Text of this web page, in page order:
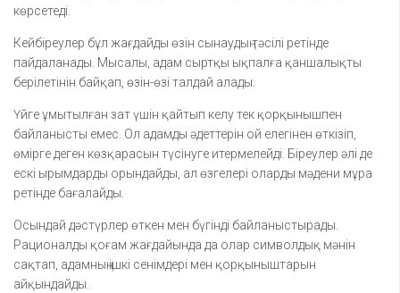
көрсетеді.
Кейбіреулер бұл жағдайды өзін сынаудың тәсілі ретінде
пайдаланады. Мысалы, адам сыртқы ықпалға қаншалықты
берілетінін байқап, өзін-өзі талдай алады.
Үйге ұмытылған зат үшін қайтып келу тек қорқынышпен
байланысты емес. Ол адамды әдеттерін ой елегінен өткізіп,
өмірге деген көзқарасын түсінуге итермелейді. Біреулер әлі де
ескі ырымдарды орындайды, ал өзгелері оларды мәдени мұра
ретінде бағалайды.
Осындай дәстүрлер өткен мен бүгінді байланыстырады.
Рационалды қоғам жағдайында да олар символдық мәнін
сақтап, адамның ішкі сенімдері мен қорқыныштарын
айқындайды.